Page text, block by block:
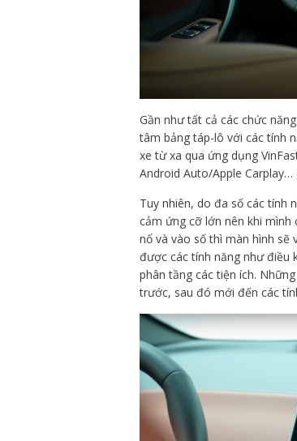
Gần như tất cả các chức
tâm bảng táp-lô với các tính
xe từ xa qua ứng dụng
Android Auto/Apple
Tuy nhiên, do đa số các tính
cảm ứng cỡ lớn nên khi mình
nổ và vào số thì màn hình
được các tính năng như điều
phân tầng các tiện ích.
trước, sau đó mới đến các